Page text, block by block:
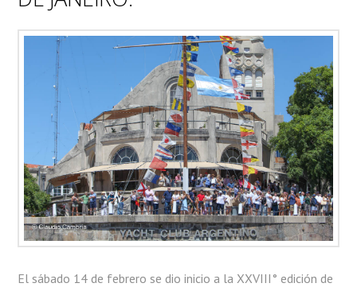
DE
JANEIRO
El sábado 14 de febrero se dio inicio a la XXVIII° edición de